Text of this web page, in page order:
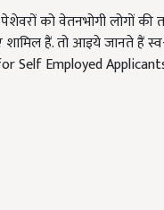
पेशेवरों को वेतनभोगी लोगों
हैं. तो आइये जानते हैं
Self Employed